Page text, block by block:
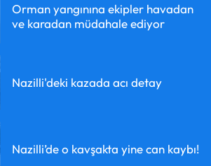
Orman yangınına ekipler havadan
ve karadan müdahale ediyor
Nazilli'deki kazada acı detay
Nazilli’de o kavşakta yine can kaybı!